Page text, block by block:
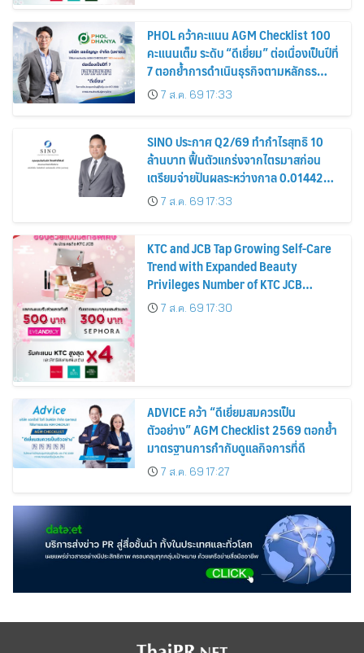
PHOL คว้าคะแนน AGM Checklist 100
คะแนนเต็ม ระดับ “ดีเยี่ยม” ต่อเนื่องเป็นปีที่
7 ตอกย้ำการดำเนินธุรกิจตามหลักธร
รมาภิบาล โปร่งใส สร้างความเชื่อมั่นผู้ถือ
หุ้น
7 ส.ค. 69 17:33
SINO ประกาศ Q2/69 ทำกำไรสุทธิ 10
ล้านบาท ฟื้นตัวแกร่งจากไตรมาสก่อน
เตรียมจ่ายปันผลระหว่างกาล 0.014423
บาทต่อหุ้น ครึ่งปีหลังมุ่งเติบโตต่อเนื่อง
7 ส.ค. 69 17:33
KTC and JCB Tap Growing Self-Care
Trend with Expanded Beauty
Privileges Number of KTC JCB
Cardmembers Spending on
Cosmetics Rises 26%
7 ส.ค. 69 17:30
ADVICE คว้า “ดีเยี่ยมสมควรเป็น
ตัวอย่าง” AGM Checklist 2569 ตอกย้ำ
มาตรฐานการกำกับดูแลกิจการที่ดี
7 ส.ค. 69 17:27